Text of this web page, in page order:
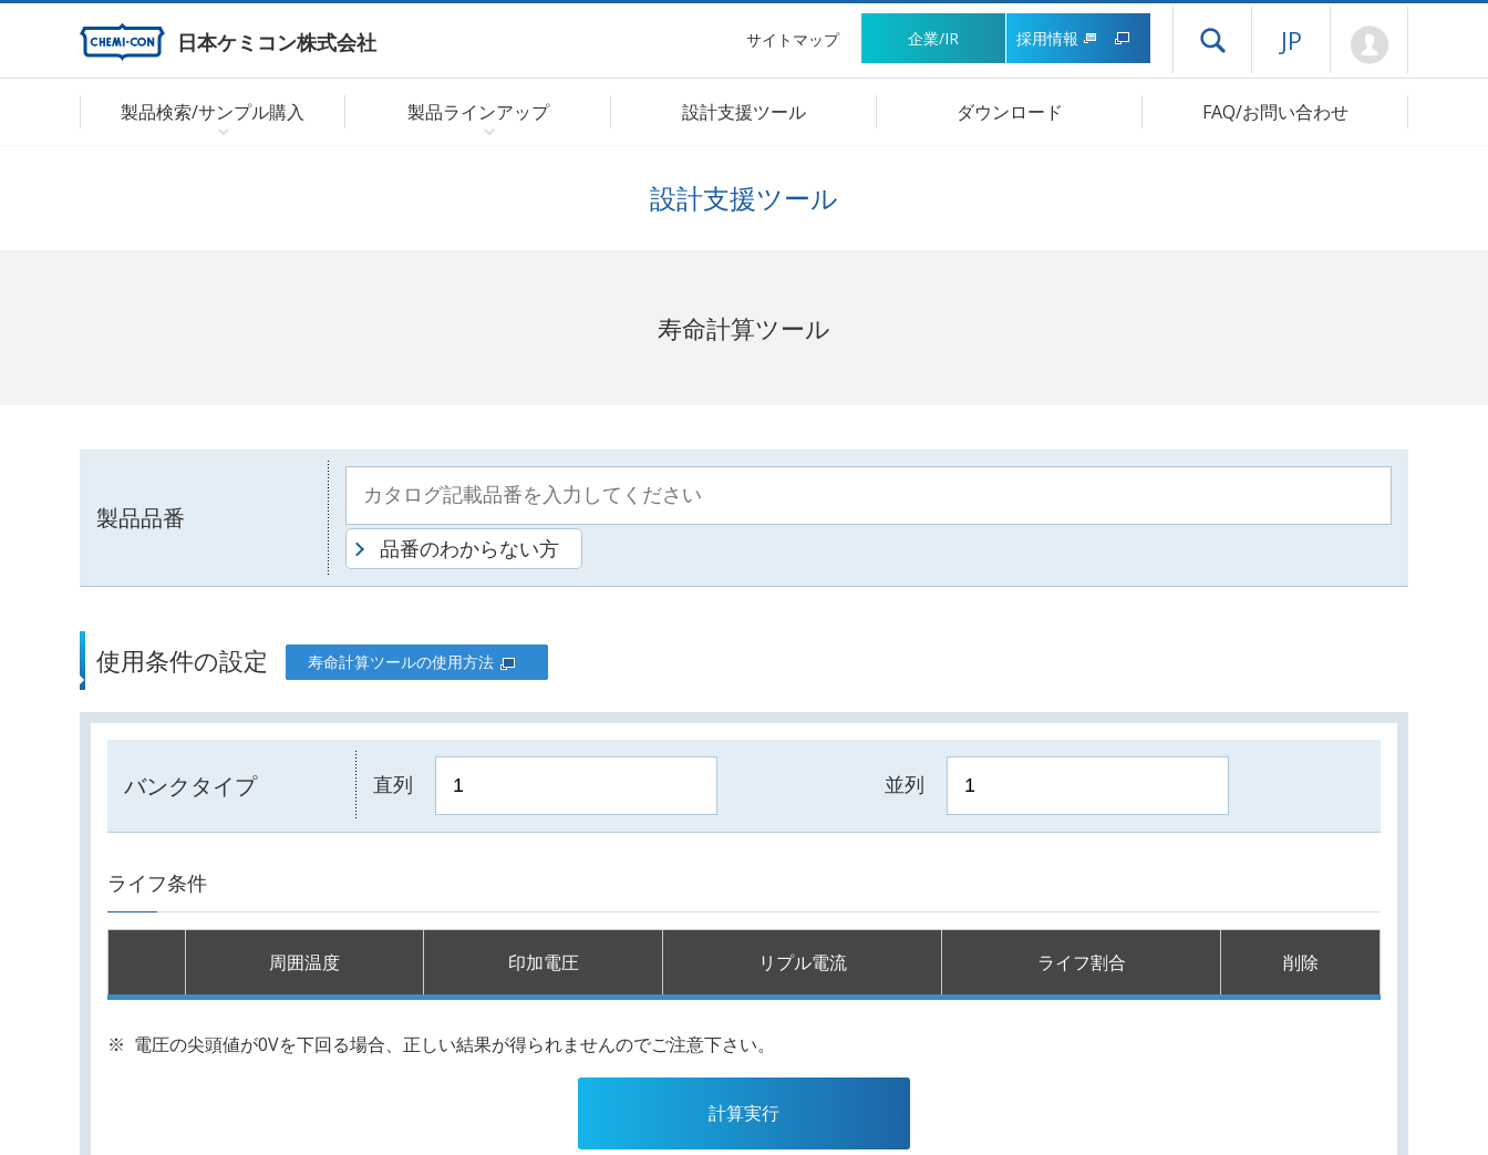
日本ケミコン株式会社 サイトマップ 企業/IR 採用情報 ドロワーメニューを開く
JP
製品検索/サンプル購入 製品ラインアップ 設計支援ツール ダウンロード FAQ/お問い合わせ
設計支援ツール
寿命計算ツール
製品品番
品番のわからない方
使用条件の設定 寿命計算ツールの使用方法
バンクタイプ 直列 並列
ライフ条件
周囲温度 印加電圧 リプル電流 ライフ割合 削除
電圧の尖頭値が0Vを下回る場合、正しい結果が得られませんのでご注意下さい。
計算実行